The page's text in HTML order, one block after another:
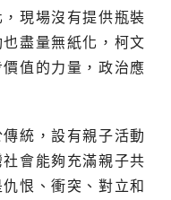
現場沒有提供瓶裝
盡量無紙化，柯文
值的力量，政治應
統，設有親子活動
會能夠充滿親子共
恨、衝突、對立和